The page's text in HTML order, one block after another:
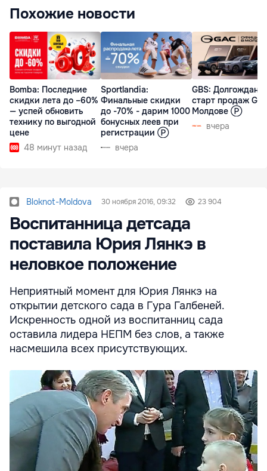
Похожие новости
Bomba: Последние
скидки лета до –60%
— успей обновить
технику по выгодной
цене
48 минут назад
Sportlandia:
Финальные скидки
до -70% - дарим 1000
бонусных леев при
регистрации Ⓟ
вчера
GBS:
старт продаж
Молдове Ⓟ
вчера
Bloknot-Moldova 30 ноября 2016, 09:32 23 904
Воспитанница детсада
поставила Юрия Лянкэ в
неловкое положение
Неприятный момент для Юрия Лянкэ на
открытии детского сада в Гура Галбеней.
Искренность одной из воспитанниц сада
оставила лидера НЕПМ без слов, а также
насмешила всех присутствующих.